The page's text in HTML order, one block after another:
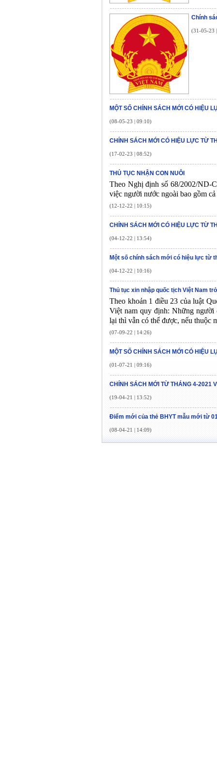
Chính
(31-05-23
MỘT SỐ CHÍNH SÁCH MỚI CÓ HIỆU
(08-05-23 | 09:10)
CHÍNH SÁCH MỚI CÓ HIỆU LỰC TỪ
(17-02-23 | 08:52)
THỦ TỤC NHẬN CON NUÔI
Theo Nghị định số 68/2002/ND-
việc người nước ngoài bao gồm
(12-12-22 | 10:15)
CHÍNH SÁCH MỚI CÓ HIỆU LỰC TỪ
(04-12-22 | 13:54)
Một số chính sách mới có hiệu lực từ
(04-12-22 | 10:16)
Thủ tục xin nhập quốc tịch Việt Nam
Theo khoản 1 điều 23 của luật
Việt nam quy định: Những
lại thì vẫn có thể được, nếu thuộc
(07-09-22 | 14:26)
MỘT SỐ CHÍNH SÁCH MỚI CÓ HIỆU
(01-07-21 | 09:16)
CHÍNH SÁCH MỚI TỪ THÁNG 4-2021
(19-04-21 | 13:52)
Điểm mới của thẻ BHYT mẫu mới từ
(08-04-21 | 14:09)